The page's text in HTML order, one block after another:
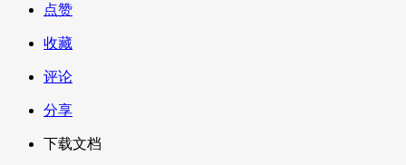
点赞
收藏
评论
分享
下载文档